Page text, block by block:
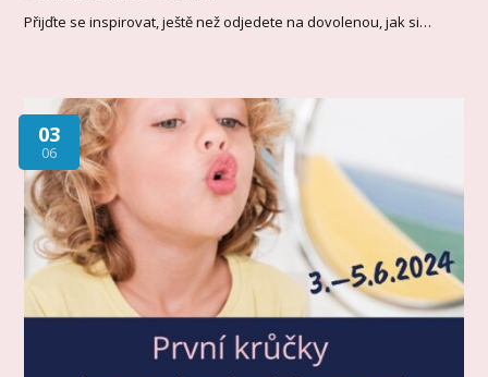
Přijďte se inspirovat, ještě než odjedete na dovolenou, jak si…
03
06